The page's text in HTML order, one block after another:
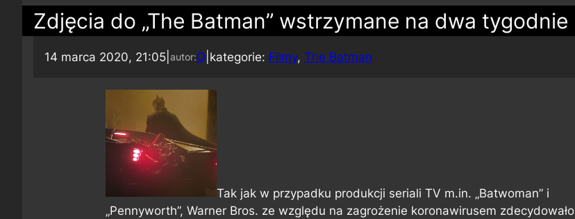
Zdjęcia do „The Batman” wstrzymane na dwa tygodnie
14 marca 2020, 21:05 autor:Q kategorie: Filmy, The Batman
Tak jak w przypadku produkcji seriali TV m.in. „Batwoman” i
„Pennyworth”, Warner Bros. ze względu na zagrożenie koronawirusem zdecydowało